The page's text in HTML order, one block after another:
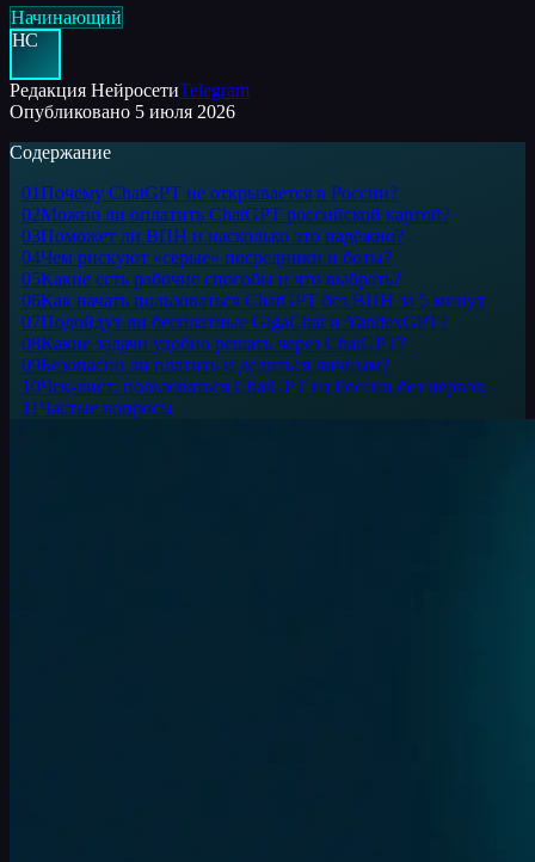
Начинающий
НС
Редакция НейросетиTelegram
Опубликовано 5 июля 2026
Содержание
01Почему ChatGPT не открывается в России?
02Можно ли оплатить ChatGPT российской картой?
03Поможет ли ВПН и насколько это надёжно?
04Чем рискуют «серые» посредники и боты?
05Какие есть рабочие способы и что выбрать?
06Как начать пользоваться ChatGPT без ВПН за 5 минут
07Подойдут ли бесплатные GigaChat и YandexGPT?
08Какие задачи удобно решать через ChatGPT?
09Безопасно ли платить и делиться личным?
10Чек-лист: пользоваться ChatGPT из России без нервов
11Частые вопросы